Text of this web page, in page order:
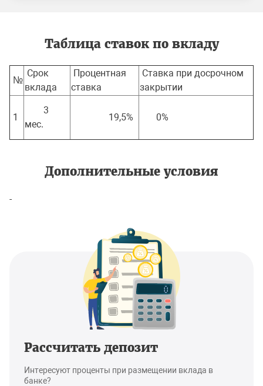
Таблица ставок по вкладу
№
Срок
вклада
Процентная
ставка
Ставка при досрочном
закрытии
1
3
мес.
19,5% 0%
Дополнительные условия
-
Рассчитать депозит
Интересуют проценты при размещении вклада в
банке?